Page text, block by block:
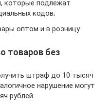
которые подлежат
кодов;
оптом и в розницу.
товаров без
штраф до 10 тысяч
нарушение могут
рублей.